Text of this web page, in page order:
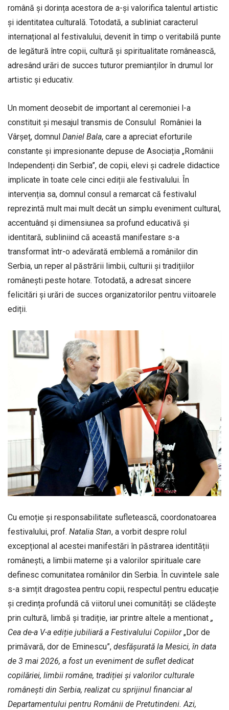
română și dorința acestora de a-și valorifica talentul artistic
și identitatea culturală. Totodată, a subliniat caracterul
internațional al festivalului, devenit în timp o veritabilă punte
de legătură între copii, cultură și spiritualitate românească,
adresând urări de succes tuturor premianților în drumul lor
artistic și educativ.
Un moment deosebit de important al ceremoniei l-a
constituit și mesajul transmis de Consulul României la
Vârșeț, domnul Daniel Bala, care a apreciat eforturile
constante și impresionante depuse de Asociația „Românii
Independenți din Serbia”, de copii, elevi și cadrele didactice
implicate în toate cele cinci ediții ale festivalului. În
intervenția sa, domnul consul a remarcat că festivalul
reprezintă mult mai mult decât un simplu eveniment cultural,
accentuând și dimensiunea sa profund educativă și
identitară, subliniind că această manifestare s-a
transformat într-o adevărată emblemă a românilor din
Serbia, un reper al păstrării limbii, culturii și tradițiilor
românești peste hotare. Totodată, a adresat sincere
felicitări și urări de succes organizatorilor pentru viitoarele
ediții.
Cu emoție și responsabilitate sufletească, coordonatoarea
festivalului, prof. Natalia Stan, a vorbit despre rolul
excepțional al acestei manifestări în păstrarea identității
românești, a limbii materne și a valorilor spirituale care
definesc comunitatea românilor din Serbia. În cuvintele sale
s-a simțit dragostea pentru copii, respectul pentru educație
și credința profundă că viitorul unei comunități se clădește
prin cultură, limbă și tradiție, iar printre altele a mentionat „
Cea de-a V-a ediție jubiliară a Festivalului Copiilor„Dor de
primăvară, dor de Eminescu”, desfășurată la Mesici, în data
de 3 mai 2026, a fost un eveniment de suflet dedicat
copilăriei, limbii române, tradiției și valorilor culturale
românești din Serbia, realizat cu sprijinul financiar al
Departamentului pentru Românii de Pretutindeni. Azi,